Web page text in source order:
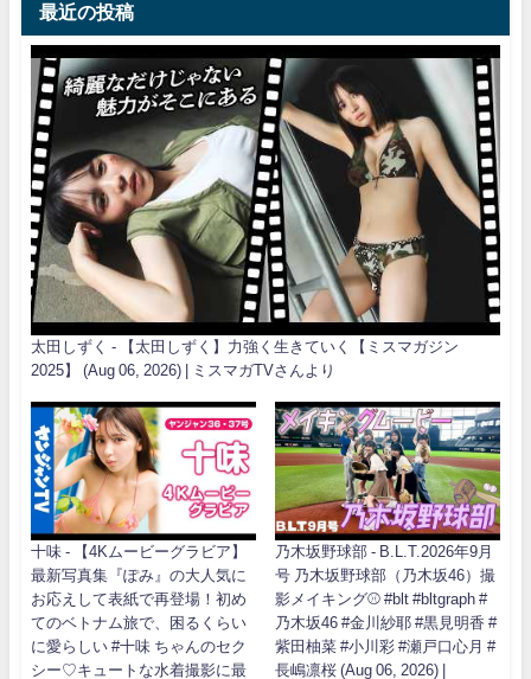
最近の投稿
太田しずく - 【太田しずく】力強く生きていく【ミスマガジン
2025】 (Aug 06, 2026) | ミスマガTVさんより
十味 - 【4Kムービーグラビア】
最新写真集『ぽみ』の大人気に
お応えして表紙で再登場！初め
てのベトナム旅で、困るくらい
に愛らしい #十味 ちゃんのセク
シー♡キュートな水着撮影に最
乃木坂野球部 - B.L.T.2026年9月
号 乃木坂野球部（乃木坂46）撮
影メイキング⚾️ #blt #bltgraph #
乃木坂46 #金川紗耶 #黒見明香 #
紫田柚菜 #小川彩 #瀬戸口心月 #
長嶋凛桜 (Aug 06, 2026) |